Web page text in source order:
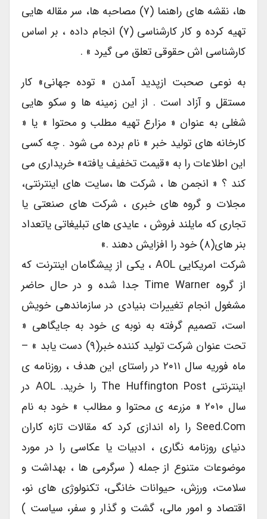
ها، نقشه های راهنما (۷) مصاحبه ها، سر مقاله هایی
تهیه کرده و کار کارشناسی (۷) انجام داده ، بر اساس
کارشناسی اش حقوقی تعلق می گیرد » .
به نوعی صحبت ازپدید آمدن « توده جهانی» کار
مستقل و آزاد است . از این زمینه ها و سکو هایی
شغلی به عنوان « مزارع تهیه مطلب و محتوا » یا «
کارخانه های تولید خبر » نام برده می شود . چه کسی
این اطلاعات را به «قیمت تخفیف یافته» خریداری می
کند ؟ « انجمن ها ، شرکت ها ،سایت های اینترنتی،
مجلات و گروه های خبری ، شرکت های صنعتی یا
تجاری که مایلند فروش ، عایدی های تبلیغاتی یاتعداد
بنر های(۸) خود را افزایش دهند .»
شرکت امریکایی AOL ، یکی از پیشگامان اینترنت که
از گروه Time Warner جدا شده و در حال حاضر
مشغول انجام تغییرات بنیادی در سازماندهی خویش
است، تصمیم گرفته به نوبه ی خود به جایگاهی «
تحت عنوان شرکت تولید کننده خبر(۹) دست یابد » –
ماه فوریه سال ۲۰۱۱ در راستای این هدف ، روزنامه ی
اینترنتی The Huffington Post را خرید. AOL در
سال ۲۰۱۰ « مزرعه ی محتوا و مطالب » خود به نام
Seed.com را راه اندازی کرد که مقالات تازه کاران
دنیای روزنامه نگاری ، ادبیات یا عکاسی را در مورد
موضوعات متنوع از جمله ( سرگرمی ها ، بهداشت و
سلامت، ورزش، حیوانات خانگی، تکنولوژی های نو،
اقتصاد و امور مالی، گشت و گذار و سفر، سیاست )